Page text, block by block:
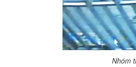
Nhóm